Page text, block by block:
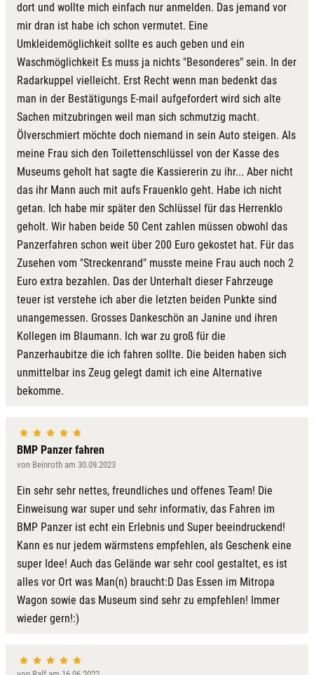
dort und wollte mich einfach nur anmelden. Das jemand vor
mir dran ist habe ich schon vermutet. Eine
Umkleidemöglichkeit sollte es auch geben und ein
Waschmöglichkeit Es muss ja nichts "Besonderes" sein. In der
Radarkuppel vielleicht. Erst Recht wenn man bedenkt das
man in der Bestätigungs E-mail aufgefordert wird sich alte
Sachen mitzubringen weil man sich schmutzig macht.
Ölverschmiert möchte doch niemand in sein Auto steigen. Als
meine Frau sich den Toilettenschlüssel von der Kasse des
Museums geholt hat sagte die Kassiererin zu ihr... Aber nicht
das ihr Mann auch mit aufs Frauenklo geht. Habe ich nicht
getan. Ich habe mir später den Schlüssel für das Herrenklo
geholt. Wir haben beide 50 Cent zahlen müssen obwohl das
Panzerfahren schon weit über 200 Euro gekostet hat. Für das
Zusehen vom "Streckenrand" musste meine Frau auch noch 2
Euro extra bezahlen. Das der Unterhalt dieser Fahrzeuge
teuer ist verstehe ich aber die letzten beiden Punkte sind
unangemessen. Grosses Dankeschön an Janine und ihren
Kollegen im Blaumann. Ich war zu groß für die
Panzerhaubitze die ich fahren sollte. Die beiden haben sich
unmittelbar ins Zeug gelegt damit ich eine Alternative
bekomme.
BMP Panzer fahren
von Beinroth am 30.09.2023
Ein sehr sehr nettes, freundliches und offenes Team! Die
Einweisung war super und sehr informativ, das Fahren im
BMP Panzer ist echt ein Erlebnis und Super beeindruckend!
Kann es nur jedem wärmstens empfehlen, als Geschenk eine
super Idee! Auch das Gelände war sehr cool gestaltet, es ist
alles vor Ort was Man(n) braucht:D Das Essen im Mitropa
Wagon sowie das Museum sind sehr zu empfehlen! Immer
wieder gern!:)